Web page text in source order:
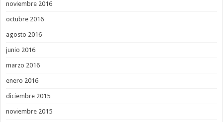
noviembre 2016
octubre 2016
agosto 2016
junio 2016
marzo 2016
enero 2016
diciembre 2015
noviembre 2015